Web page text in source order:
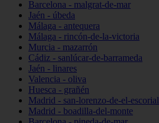
Barcelona - malgrat-de-mar
Jaén - úbeda
Málaga - antequera
Málaga - rincón-de-la-victoria
Murcia - mazarrón
Cádiz - sanlúcar-de-barrameda
Jaén - linares
Valencia - oliva
Huesca - grañén
Madrid - san-lorenzo-de-el-escorial
Madrid - boadilla-del-monte